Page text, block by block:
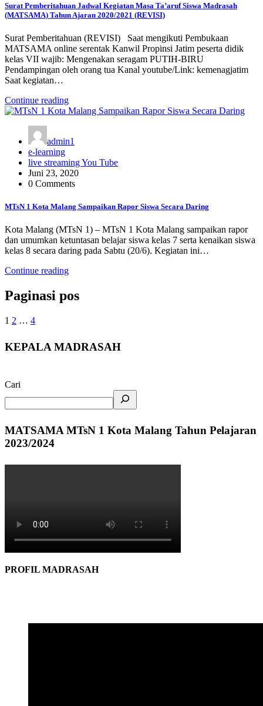
Surat Pemberitahuan Jadwal Kegiatan Masa Ta’aruf Siswa Madrasah
(MATSAMA) Tahun Ajaran 2020/2021 (REVISI)
Surat Pemberitahuan (REVISI) Saat mengikuti Pembukaan
MATSAMA online serentak Kanwil Propinsi Jatim peserta didik
kelas VII wajib: Mengenakan seragam PUTIH-BIRU
Pendampingan oleh orang tua Kanal youtube/Link: kemenagjatim
Saat kegiatan…
Continue reading
admin1
e-learning
live streaming You Tube
Juni 23, 2020
0 Comments
MTsN 1 Kota Malang Sampaikan Rapor Siswa Secara Daring
Kota Malang (MTsN 1) – MTsN 1 Kota Malang sampaikan rapor
dan umumkan ketuntasan belajar siswa kelas 7 serta kenaikan siswa
kelas 8 secara daring pada Sabtu (20/6). Kegiatan ini…
Continue reading
Paginasi pos
1 2 … 4
KEPALA MADRASAH
Cari
MATSAMA MTsN 1 Kota Malang Tahun Pelajaran
2023/2024
PROFIL MADRASAH